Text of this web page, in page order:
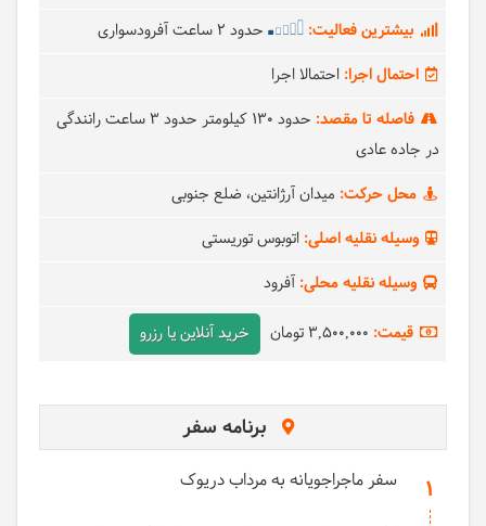
بیشترین فعالیت:
حدود 2 ساعت آفرودسواری
احتمال اجرا: احتمالا اجرا
فاصله تا مقصد:
حدود 130 کیلومتر حدود 3 ساعت رانندگی
در جاده عادی
محل حرکت: میدان آرژانتین، ضلع جنوبی
وسیله نقلیه اصلی: اتوبوس توریستی
وسیله نقلیه محلی: آفرود
قیمت: 3,500,000 تومان خرید آنلاین یا رزرو
برنامه سفر
1 سفر ماجراجویانه به مرداب دریوک